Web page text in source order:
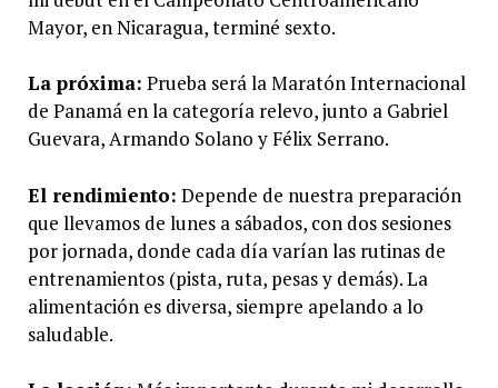
Mayor, en Nicaragua, terminé sexto.
La próxima: Prueba será la Maratón Internacional
de Panamá en la categoría relevo, junto a Gabriel
Guevara, Armando Solano y Félix Serrano.
El rendimiento: Depende de nuestra preparación
que llevamos de lunes a sábados, con dos sesiones
por jornada, donde cada día varían las rutinas de
entrenamientos (pista, ruta, pesas y demás). La
alimentación es diversa, siempre apelando a lo
saludable.